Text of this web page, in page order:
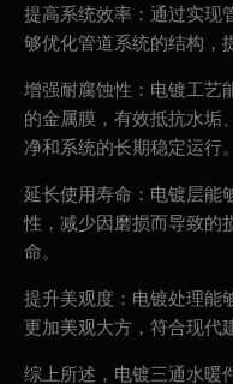
提高系统效率：通过实现
够优化管道系统的结构，
增强耐腐蚀性：电镀工艺
的金属膜，有效抵抗水垢
净和系统的长期稳定运行。
延长使用寿命：电镀层能
性，减少因磨损而导致的
命。
提升美观度：电镀处理能
更加美观大方，符合现代
综上所述，电镀三通水暖